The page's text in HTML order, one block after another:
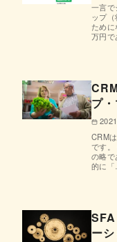
一言で
ップ
ため
万円
プ・
CRM
です
の略
的に「
SFA
ーシ